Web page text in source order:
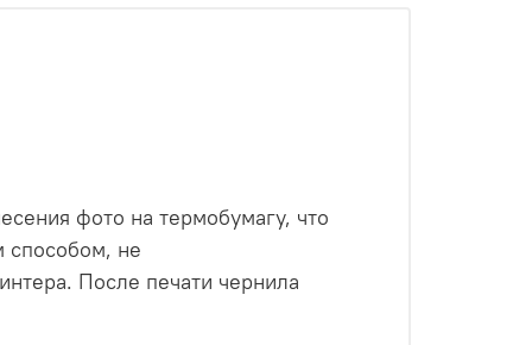
фото на термобумагу, что
способом, не
После печати чернила